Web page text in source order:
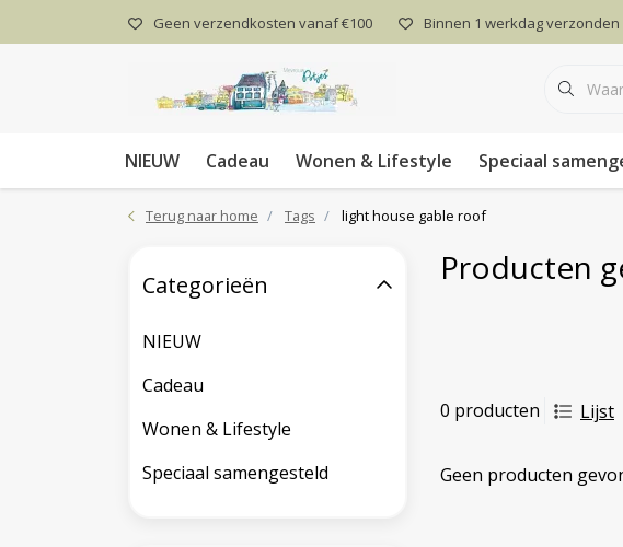
Geen verzendkosten vanaf €100 Binnen 1 werkdag verzonden
NIEUW Cadeau Wonen & Lifestyle Speciaal
Terug naar home Tags light house gable roof
Producten
0 producten Lijst
Geen producten
Categorieën
NIEUW
Cadeau
Wonen & Lifestyle
Speciaal samengesteld